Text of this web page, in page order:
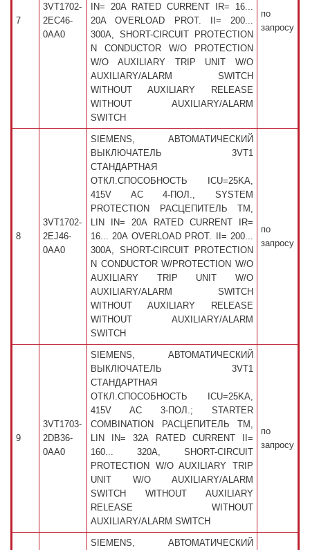
7
3VT1702-
2EC46-
0AA0
IN= 20A RATED CURRENT IR= 16...
20A OVERLOAD PROT. II= 200...
300A, SHORT-CIRCUIT PROTECTION
N CONDUCTOR W/O PROTECTION
W/O AUXILIARY TRIP UNIT W/O
AUXILIARY/ALARM SWITCH
WITHOUT AUXILIARY RELEASE
WITHOUT AUXILIARY/ALARM
SWITCH
по
запросу
8
3VT1702-
2EJ46-
0AA0
SIEMENS, АВТОМАТИЧЕСКИЙ
ВЫКЛЮЧАТЕЛЬ 3VT1
СТАНДАРТНАЯ
ОТКЛ.СПОСОБНОСТЬ ICU=25KA,
415V AC 4-ПОЛ., SYSTEM
PROTECTION РАСЦЕПИТЕЛЬ TM,
LIN IN= 20A RATED CURRENT IR=
16... 20A OVERLOAD PROT. II= 200...
300A, SHORT-CIRCUIT PROTECTION
N CONDUCTOR W/PROTECTION W/O
AUXILIARY TRIP UNIT W/O
AUXILIARY/ALARM SWITCH
WITHOUT AUXILIARY RELEASE
WITHOUT AUXILIARY/ALARM
SWITCH
по
запросу
9
3VT1703-
2DB36-
0AA0
SIEMENS, АВТОМАТИЧЕСКИЙ
ВЫКЛЮЧАТЕЛЬ 3VT1
СТАНДАРТНАЯ
ОТКЛ.СПОСОБНОСТЬ ICU=25KA,
415V AC 3-ПОЛ.; STARTER
COMBINATION РАСЦЕПИТЕЛЬ TM,
LIN IN= 32A RATED CURRENT II=
160... 320A, SHORT-CIRCUIT
PROTECTION W/O AUXILIARY TRIP
UNIT W/O AUXILIARY/ALARM
SWITCH WITHOUT AUXILIARY
RELEASE WITHOUT
AUXILIARY/ALARM SWITCH
по
запросу
SIEMENS, АВТОМАТИЧЕСКИЙ